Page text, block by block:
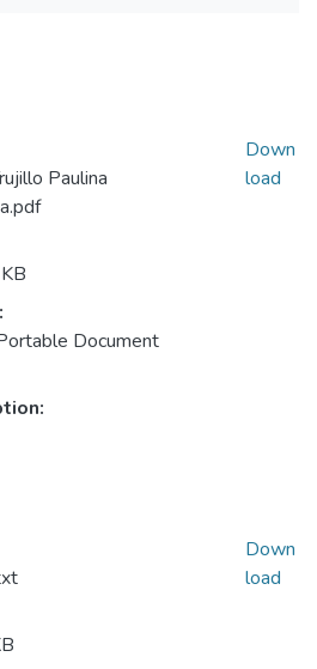
Paulina
Document
Down
load
Down
load